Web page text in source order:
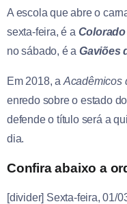
A escola que abre o
sexta-feira, é a
no sábado, é aGaviões
Em 2018, a Acadêmicos
enredo sobre o estado
defende o título será a
dia.
Confira abaixo a
[divider] Sexta-feira, 01/